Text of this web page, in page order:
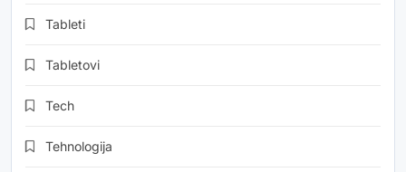
Tableti
Tabletovi
Tech
Tehnologija